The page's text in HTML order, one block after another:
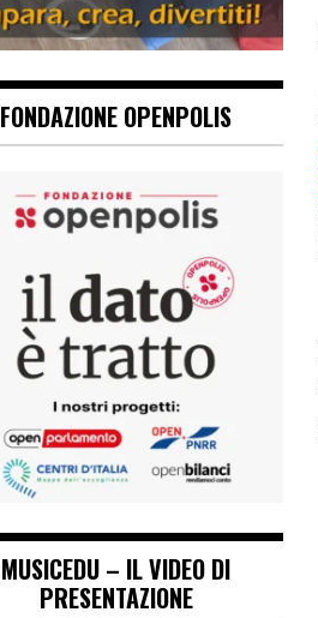
FONDAZIONE OPENPOLIS
MUSICEDU – IL VIDEO DI
PRESENTAZIONE